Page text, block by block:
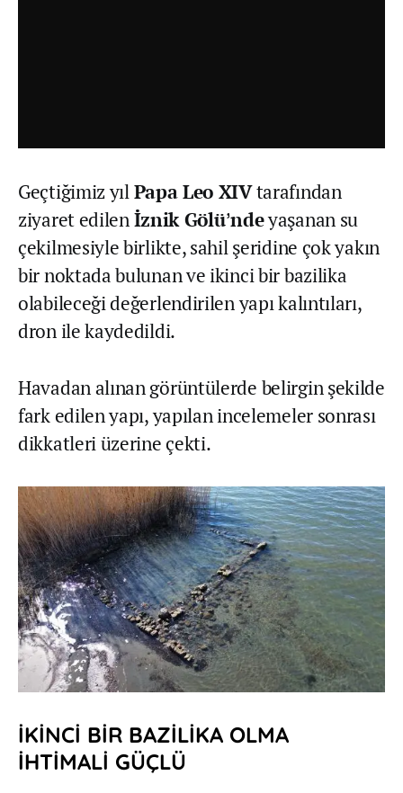
Geçtiğimiz yılPapa Leo XIVtarafından
ziyaret edilenİznik Gölü’ndeyaşanan su
çekilmesiyle birlikte, sahil şeridine çok yakın
bir noktada bulunan ve ikinci bir bazilika
olabileceği değerlendirilen yapı kalıntıları,
dron ile kaydedildi.
Havadan alınan görüntülerde belirgin şekilde
fark edilen yapı, yapılan incelemeler sonrası
dikkatleri üzerine çekti.
İKİNCİ BİR BAZİLİKA OLMA
İHTİMALİ GÜÇLÜ